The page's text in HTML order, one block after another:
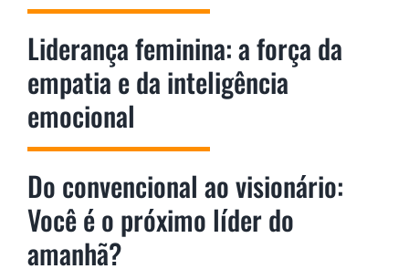
Liderança feminina: a força da
empatia e da inteligência
emocional
Do convencional ao visionário:
Você é o próximo líder do
amanhã?